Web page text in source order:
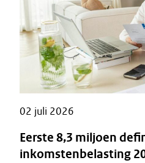
Eerste 8,3 miljoen
inkomstenbelasting
02 juli 2026